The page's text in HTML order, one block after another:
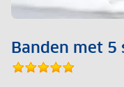
Banden met 5